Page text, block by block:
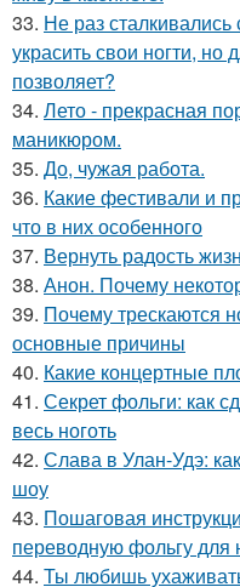
33. Не раз сталкивались
украсить свои ногти,
позволяет?
34. Лето - прекрасная
маникюром.
35. До, чужая работа.
36. Какие фестивали и
что в них особенного
37. Вернуть радость
38. Анон. Почему
39. Почему трескаются
основные причины
40. Какие концертные
41. Секрет фольги: как
весь ноготь
42. Слава в Улан-Удэ:
шоу
43. Пошаговая
переводную фольгу для
44. Ты любишь